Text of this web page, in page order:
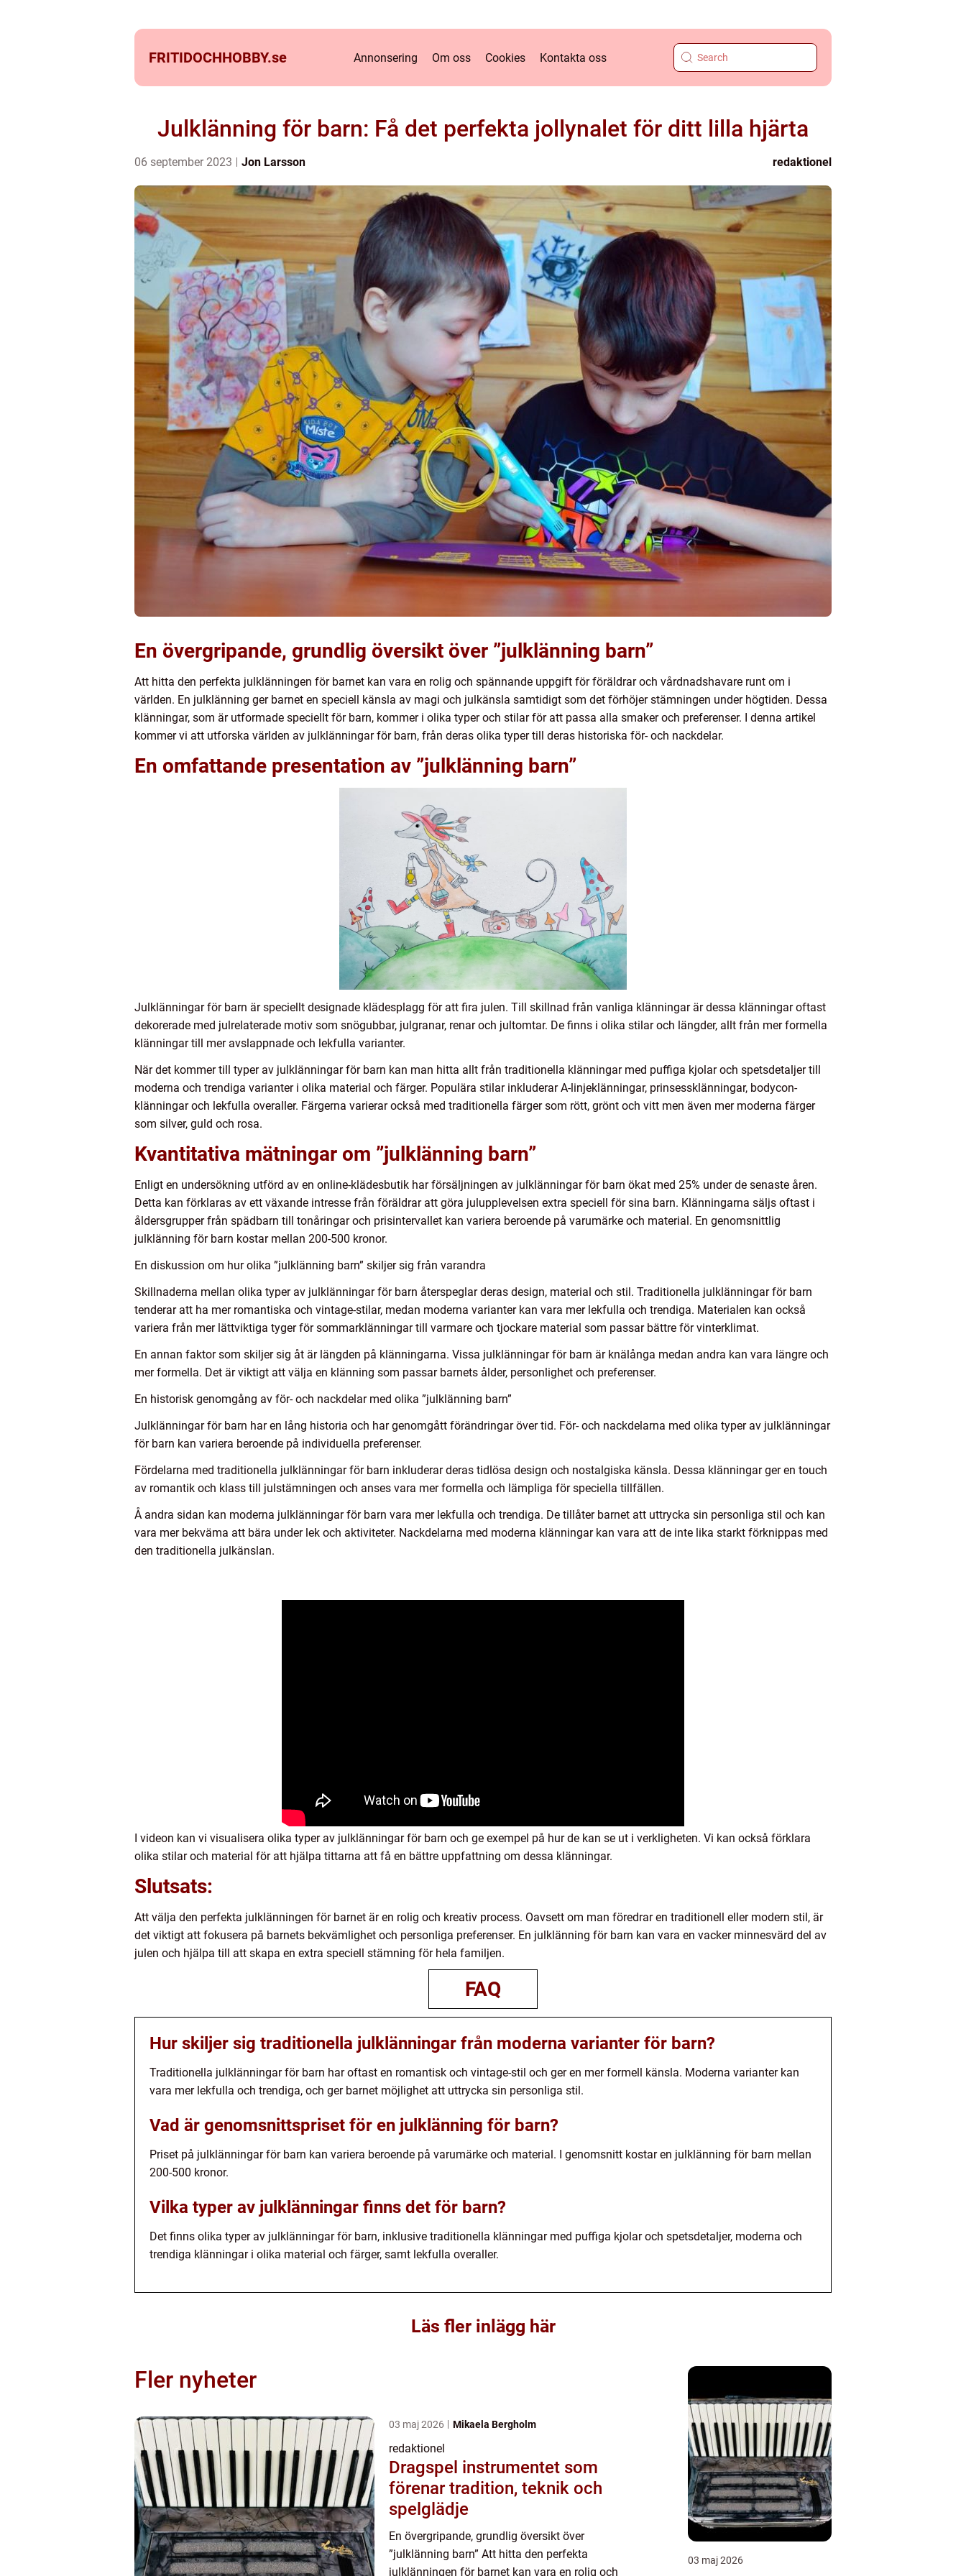
FRITIDOCHHOBBY.se Annonsering Om oss Cookies Kontakta oss
Julklänning för barn: Få det perfekta jollynalet för ditt lilla hjärta
06 september 2023 Jon Larsson redaktionel
En övergripande, grundlig översikt över ”julklänning barn”
Att hitta den perfekta julklänningen för barnet kan vara en rolig och spännande uppgift för föräldrar och vårdnadshavare runt om i
världen. En julklänning ger barnet en speciell känsla av magi och julkänsla samtidigt som det förhöjer stämningen under högtiden. Dessa
klänningar, som är utformade speciellt för barn, kommer i olika typer och stilar för att passa alla smaker och preferenser. I denna artikel
kommer vi att utforska världen av julklänningar för barn, från deras olika typer till deras historiska för- och nackdelar.
En omfattande presentation av ”julklänning barn”
Julklänningar för barn är speciellt designade klädesplagg för att fira julen. Till skillnad från vanliga klänningar är dessa klänningar oftast
dekorerade med julrelaterade motiv som snögubbar, julgranar, renar och jultomtar. De finns i olika stilar och längder, allt från mer formella
klänningar till mer avslappnade och lekfulla varianter.
När det kommer till typer av julklänningar för barn kan man hitta allt från traditionella klänningar med puffiga kjolar och spetsdetaljer till
moderna och trendiga varianter i olika material och färger. Populära stilar inkluderar A-linjeklänningar, prinsessklänningar, bodycon-
klänningar och lekfulla overaller. Färgerna varierar också med traditionella färger som rött, grönt och vitt men även mer moderna färger
som silver, guld och rosa.
Kvantitativa mätningar om ”julklänning barn”
Enligt en undersökning utförd av en online-klädesbutik har försäljningen av julklänningar för barn ökat med 25% under de senaste åren.
Detta kan förklaras av ett växande intresse från föräldrar att göra julupplevelsen extra speciell för sina barn. Klänningarna säljs oftast i
åldersgrupper från spädbarn till tonåringar och prisintervallet kan variera beroende på varumärke och material. En genomsnittlig
julklänning för barn kostar mellan 200-500 kronor.
En diskussion om hur olika ”julklänning barn” skiljer sig från varandra
Skillnaderna mellan olika typer av julklänningar för barn återspeglar deras design, material och stil. Traditionella julklänningar för barn
tenderar att ha mer romantiska och vintage-stilar, medan moderna varianter kan vara mer lekfulla och trendiga. Materialen kan också
variera från mer lättviktiga tyger för sommarklänningar till varmare och tjockare material som passar bättre för vinterklimat.
En annan faktor som skiljer sig åt är längden på klänningarna. Vissa julklänningar för barn är knälånga medan andra kan vara längre och
mer formella. Det är viktigt att välja en klänning som passar barnets ålder, personlighet och preferenser.
En historisk genomgång av för- och nackdelar med olika ”julklänning barn”
Julklänningar för barn har en lång historia och har genomgått förändringar över tid. För- och nackdelarna med olika typer av julklänningar
för barn kan variera beroende på individuella preferenser.
Fördelarna med traditionella julklänningar för barn inkluderar deras tidlösa design och nostalgiska känsla. Dessa klänningar ger en touch
av romantik och klass till julstämningen och anses vara mer formella och lämpliga för speciella tillfällen.
Å andra sidan kan moderna julklänningar för barn vara mer lekfulla och trendiga. De tillåter barnet att uttrycka sin personliga stil och kan
vara mer bekväma att bära under lek och aktiviteter. Nackdelarna med moderna klänningar kan vara att de inte lika starkt förknippas med
den traditionella julkänslan.
I videon kan vi visualisera olika typer av julklänningar för barn och ge exempel på hur de kan se ut i verkligheten. Vi kan också förklara
olika stilar och material för att hjälpa tittarna att få en bättre uppfattning om dessa klänningar.
Slutsats:
Att välja den perfekta julklänningen för barnet är en rolig och kreativ process. Oavsett om man föredrar en traditionell eller modern stil, är
det viktigt att fokusera på barnets bekvämlighet och personliga preferenser. En julklänning för barn kan vara en vacker minnesvärd del av
julen och hjälpa till att skapa en extra speciell stämning för hela familjen.
FAQ
Hur skiljer sig traditionella julklänningar från moderna varianter för barn?
Traditionella julklänningar för barn har oftast en romantisk och vintage-stil och ger en mer formell känsla. Moderna varianter kan
vara mer lekfulla och trendiga, och ger barnet möjlighet att uttrycka sin personliga stil.
Vad är genomsnittspriset för en julklänning för barn?
Priset på julklänningar för barn kan variera beroende på varumärke och material. I genomsnitt kostar en julklänning för barn mellan
200-500 kronor.
Vilka typer av julklänningar finns det för barn?
Det finns olika typer av julklänningar för barn, inklusive traditionella klänningar med puffiga kjolar och spetsdetaljer, moderna och
trendiga klänningar i olika material och färger, samt lekfulla overaller.
Läs fler inlägg här
Fler nyheter
03 maj 2026 Mikaela Bergholm
redaktionel
Dragspel instrumentet som
förenar tradition, teknik och
spelglädje
En övergripande, grundlig översikt över
”julklänning barn” Att hitta den perfekta
julklänningen för barnet kan vara en rolig och
03 maj 2026